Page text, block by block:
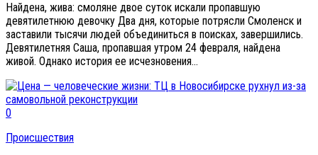
Найдена, жива: смоляне двое суток искали пропавшую
девятилетнюю девочку Два дня, которые потрясли Смоленск и
заставили тысячи людей объединиться в поисках, завершились.
Девятилетняя Саша, пропавшая утром 24 февраля, найдена
живой. Однако история ее исчезновения...
0
Происшествия